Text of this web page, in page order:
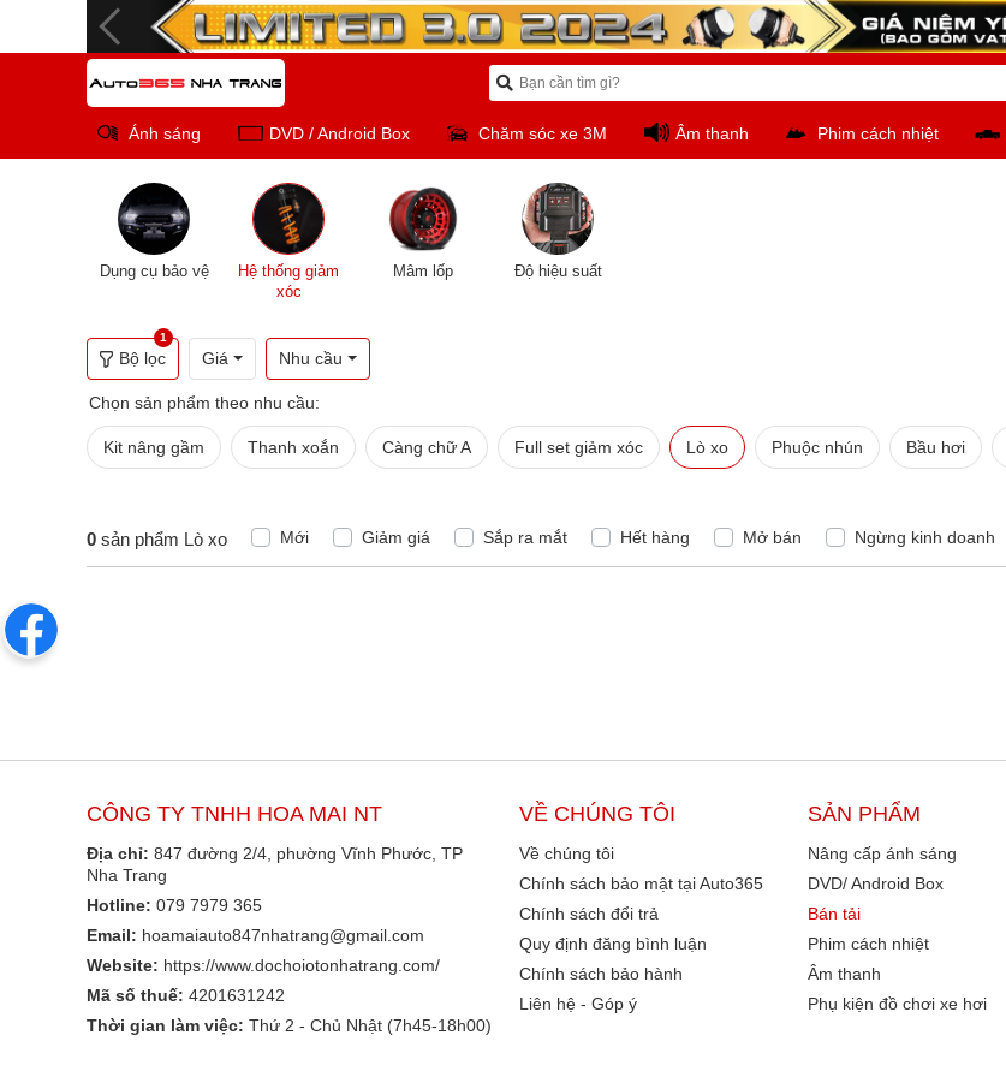
Ánh sáng DVD / Android Box Chăm sóc xe 3M Âm thanh Phim cách nhiệt
Dụng cụ bảo vệ
Hệ thống giảm
xóc
Mâm lốp Độ hiệu suất
Bộ lọc
1
Giá Nhu cầu
Chọn sản phẩm theo nhu cầu:
Kit nâng gầm Thanh xoắn Càng chữ A Full set giảm xóc Lò xo Phuộc nhún Bầu hơi
0 sản phẩm Lò xo Mới Giảm giá Sắp ra mắt Hết hàng Mở bán Ngừng kinh doanh
CÔNG TY TNHH HOA MAI NT
Địa chỉ: 847 đường 2/4, phường Vĩnh Phước, TP
Nha Trang
Hotline: 079 7979 365
Email: hoamaiauto847nhatrang@gmail.com
Website: https://www.dochoiotonhatrang.com/
Mã số thuế: 4201631242
Thời gian làm việc: Thứ 2 - Chủ Nhật (7h45-18h00)
VỀ CHÚNG TÔI
Về chúng tôi
Chính sách bảo mật tại Auto365
Chính sách đổi trả
Quy định đăng bình luận
Chính sách bảo hành
Liên hệ - Góp ý
SẢN PHẨM
Nâng cấp ánh sáng
DVD/ Android Box
Bán tải
Phim cách nhiệt
Âm thanh
Phụ kiện đồ chơi xe hơi